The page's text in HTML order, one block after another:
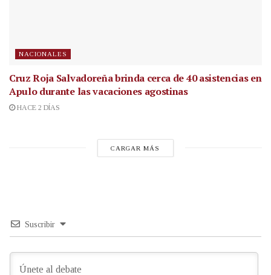
NACIONALES
Cruz Roja Salvadoreña brinda cerca de 40 asistencias en
Apulo durante las vacaciones agostinas
HACE 2 DÍAS
CARGAR MÁS
Suscribir